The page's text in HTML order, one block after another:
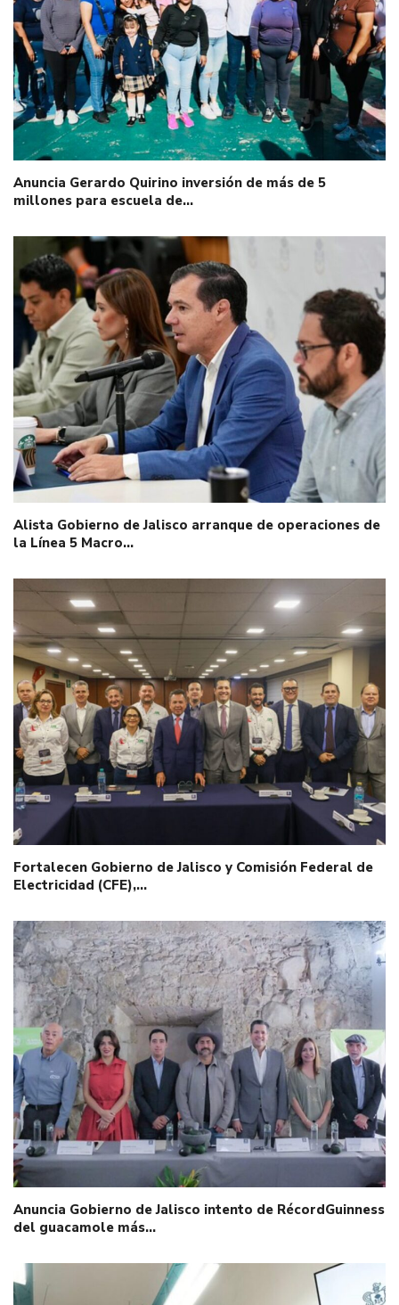
Anuncia Gerardo Quirino inversión de más de 5
millones para escuela de…
Alista Gobierno de Jalisco arranque de operaciones de
la Línea 5 Macro…
Fortalecen Gobierno de Jalisco y Comisión Federal de
Electricidad (CFE),…
Anuncia Gobierno de Jalisco intento de RécordGuinness
del guacamole más…